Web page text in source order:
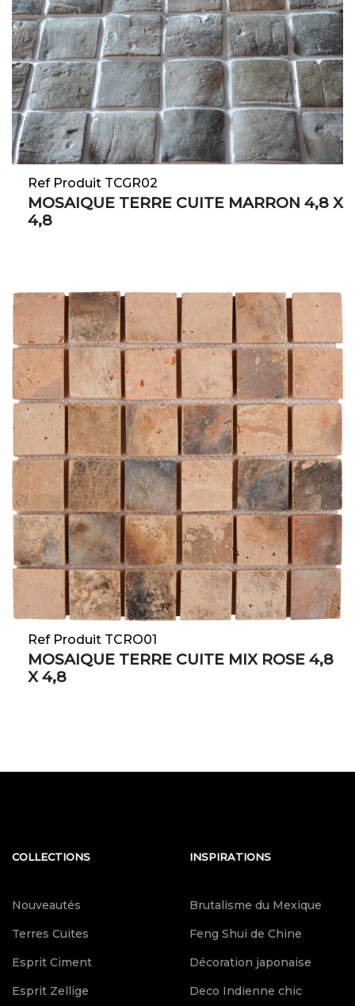
Ref Produit TCGR02
MOSAIQUE TERRE CUITE MARRON 4,8 X
4,8
Ref Produit TCRO01
MOSAIQUE TERRE CUITE MIX ROSE 4,8
X 4,8
COLLECTIONS
Nouveautés
Terres Cuites
Esprit Ciment
Esprit Zellige
INSPIRATIONS
Brutalisme du Mexique
Feng Shui de Chine
Décoration japonaise
Deco Indienne chic